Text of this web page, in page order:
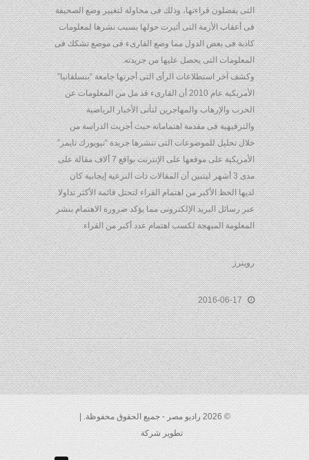
التى يفضلون قراءتها، وذلك فى محاولة لتغيير وضع الصحيفة
فى أعقاب الأزمة التى أثيرت حولها بسبب نشرها لمعلومات
كاذبة فى بعض الدول مما وضع القارىء فى موضع تشكك فى
المعلومات التى يحصل عليها من جريدته.
وكشف آخر استطلاعات الرأى التى أجرتها جامعة “بنسلفانيا”
الأمريكية عام 2010 أن القارىء قد مل من المعلومات عن
الحرب والإرهاب والمهاجرين لتأتى الأخبار الرياضية
والترفيهية فى مقدمة اهتماماته حيث أجريت الدراسة من
خلال تحليل للموضوعات التى تنشرها جريدة “نيويورك تايمز”
الأمريكية على موقعها على الإنترنت بواقع 7 ألاف مقالة على
مدى 3 أشهر ليتبين أن المقالات ذات النزعية إيجابية كان
لديها الحظ الأكبر من اهتمام القراء لتحتل قائمة الأكثر تداولا
عبر رسائل البريد الإلكترونى مما يؤكد ضرورة الاهتمام بنشر
المعلومة المبهجة لكسب اهتمام عدد أكبر من القراء.
رويترز
2016-06-17
© 2026 راديو مصر - جميع الحقوق محفوظة. |
تطوير شركة